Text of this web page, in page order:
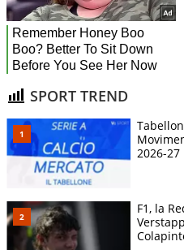
SPORT TREND
2026-27
F1, la